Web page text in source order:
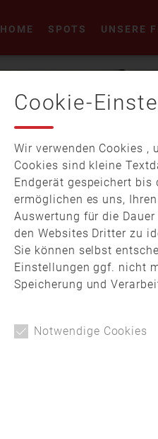
HOME SPOTS UNSERE
Cookie-
Wir verwenden Cookies
Cookies sind kleine
Endgerät gespeichert
ermöglichen es uns,
Auswertung für die
den Websites Dritter zu
Sie können selbst
Einstellungen ggf. nicht
Speicherung und
Notwendige Cookies